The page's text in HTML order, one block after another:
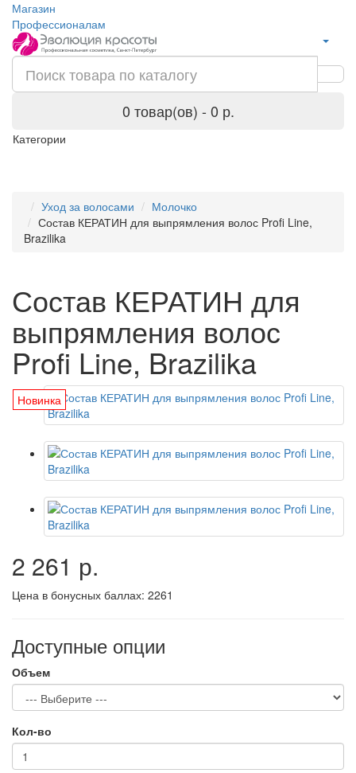
Магазин
Профессионалам
0 товар(ов) - 0 р.
Категории
Уход за волосами
Молочко
Состав КЕРАТИН для выпрямления волос Profi Line,
Brazilika
Состав КЕРАТИН для
выпрямления волос
Profi Line, Brazilika
Новинка
2 261 р.
Цена в бонусных баллах: 2261
Доступные опции
Объем
Кол-во